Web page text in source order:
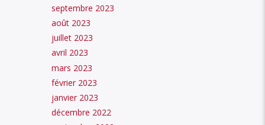
septembre 2023
août 2023
juillet 2023
avril 2023
mars 2023
février 2023
janvier 2023
décembre 2022